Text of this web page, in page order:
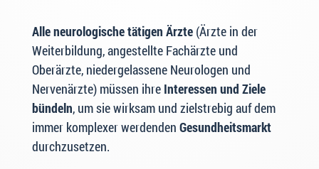
Alle neurologische tätigen Ärzte(Ärzte in der
Weiterbildung, angestellte Fachärzte und
Oberärzte, niedergelassene Neurologen und
Nervenärzte) müssen ihre Interessen und Ziele
bündeln, um sie wirksam und zielstrebig auf dem
immer komplexer werdenden Gesundheitsmarkt
durchzusetzen.